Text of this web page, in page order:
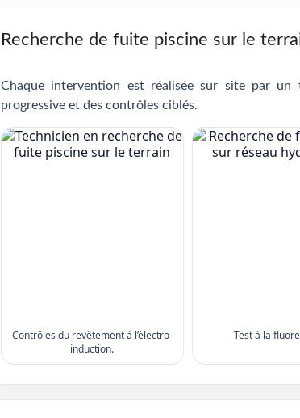
Recherche de fuite piscine sur le
Chaque intervention est réalisée sur site par un
progressive et des contrôles ciblés.
Contrôles du revêtement à l’électro-
induction.
Test à la